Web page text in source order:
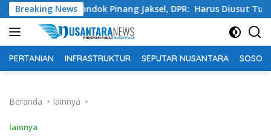
Langsung
ke
konten
Breaking News
Pondok Pinang Jaksel, DPR: Harus Diusut Tuntas
PERTANIAN INFRASTRUKTUR SEPUTAR NUSANTARA SOSOK
Beranda lainnya
lainnya